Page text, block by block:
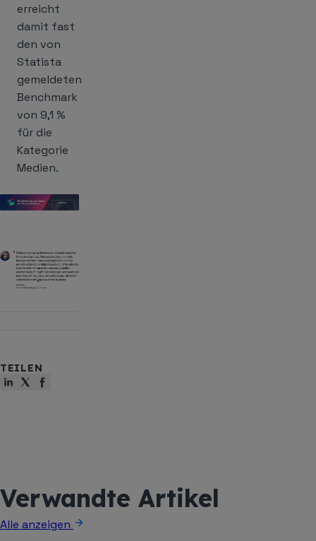
erreicht
damit fast
den von
Statista
gemeldeten
Benchmark
von 9,1 %
für die
Kategorie
Medien.
TEILEN
Verwandte Artikel
Alle anzeigen